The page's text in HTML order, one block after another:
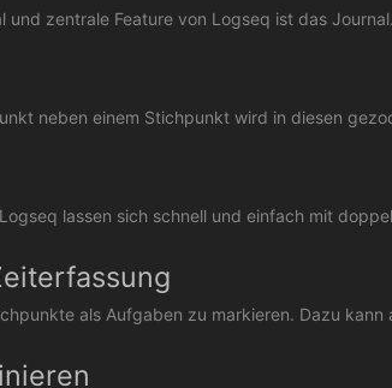
und zentrale Feature von Logseq ist das
neben einem Stichpunkt wird in diesen
lassen sich schnell und einfach mit
als Aufgaben zu markieren. Dazu kann